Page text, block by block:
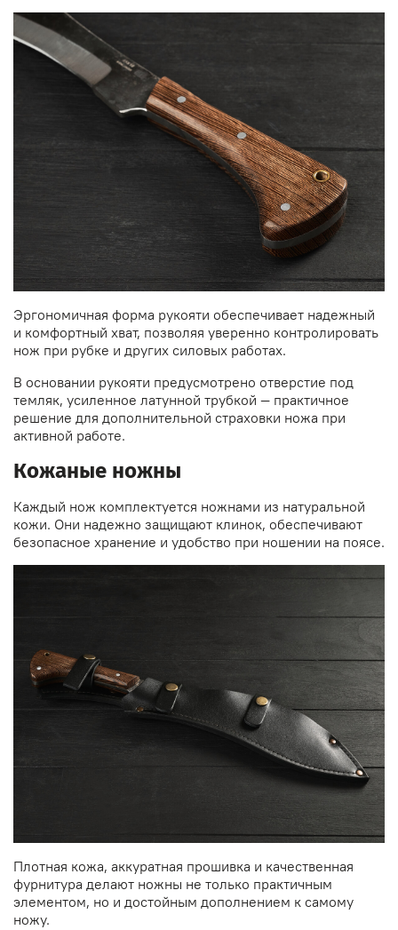
Эргономичная форма рукояти обеспечивает надежный
и комфортный хват, позволяя уверенно контролировать
нож при рубке и других силовых работах.
В основании рукояти предусмотрено отверстие под
темляк, усиленное латунной трубкой — практичное
решение для дополнительной страховки ножа при
активной работе.
Кожаные ножны
Каждый нож комплектуется ножнами из натуральной
кожи. Они надежно защищают клинок, обеспечивают
безопасное хранение и удобство при ношении на поясе.
Плотная кожа, аккуратная прошивка и качественная
фурнитура делают ножны не только практичным
элементом, но и достойным дополнением к самому
ножу.